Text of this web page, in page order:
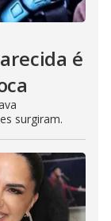
é
surgiram.